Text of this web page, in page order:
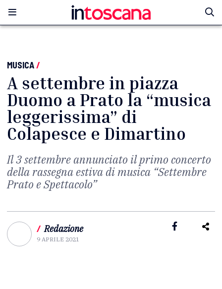
MUSICA/
A settembre in piazza
Duomo a Prato la “musica
leggerissima” di
Colapesce e Dimartino
Il 3 settembre annunciato il primo concerto
della rassegna estiva di musica “Settembre
Prato e Spettacolo”
/ Redazione
9 APRILE 2021